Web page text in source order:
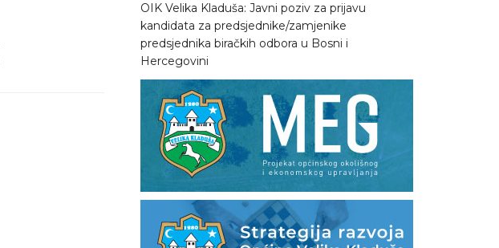
OIK Velika Kladuša: Javni poziv za prijavu
kandidata za predsjednike/zamjenike
predsjednika biračkih odbora u Bosni i
Hercegovini